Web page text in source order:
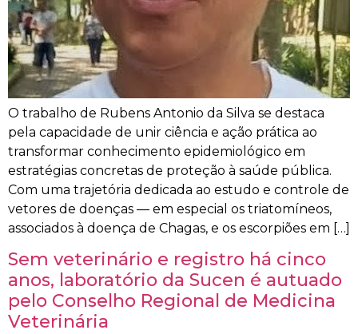
O trabalho de Rubens Antonio da Silva se destaca
pela capacidade de unir ciência e ação prática ao
transformar conhecimento epidemiológico em
estratégias concretas de proteção à saúde pública.
Com uma trajetória dedicada ao estudo e controle de
vetores de doenças — em especial os triatomíneos,
associados à doença de Chagas, e os escorpiões em […]
Sem veterinário e registro há cinco
anos, laboratório da Sucen é autuado
pelo Conselho Regional de Medicina
Veterinária